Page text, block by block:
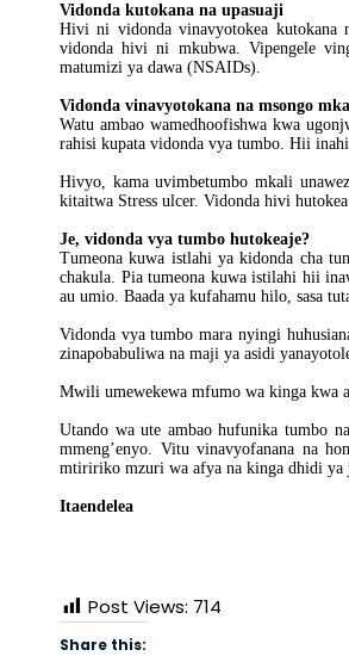
Vidonda kutokana na upasuaji
Hivi ni vidonda vinavyotokea kutokana
vidonda hivi ni mkubwa. Vipengele
matumizi ya dawa (NSAIDs).
Vidonda vinavyotokana na msongo
Watu ambao wamedhoofishwa kwa
rahisi kupata vidonda vya tumbo. Hii
Hivyo, kama uvimbetumbo mkali
kitaitwa Stress ulcer. Vidonda hivi
Je, vidonda vya tumbo hutokeaje?
Tumeona kuwa istlahi ya kidonda cha
chakula. Pia tumeona kuwa istilahi hii
au umio. Baada ya kufahamu hilo, sasa
Vidonda vya tumbo mara nyingi
zinapobabuliwa na maji ya asidi
Mwili umewekewa mfumo wa kinga kwa
Utando wa ute ambao hufunika tumbo
mmeng’enyo. Vitu vinavyofanana na
mtiririko mzuri wa afya na kinga dhidi ya
Itaendelea
Post Views: 714
Share this: